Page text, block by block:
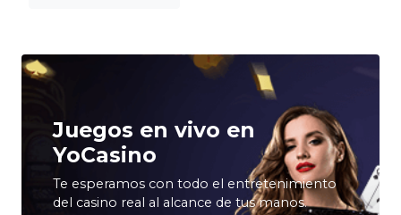
Juegos en vivo en
YoCasino
Te esperamos con todo el entretenimiento
del casino real al alcance de tus manos.